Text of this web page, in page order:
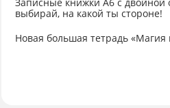
выбирай, на какой ты стороне!
Новая большая тетрадь «Магия